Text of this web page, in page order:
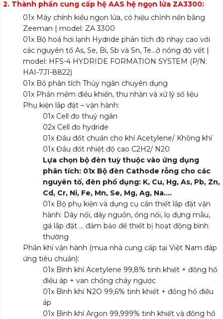
2. Thành phần cung cấp hệ AAS hệ ngọn lửa ZA3300:
01x Máy chính kiểu ngọn lửa, có hiệu chỉnh nền bằng
Zeeman | model: ZA 3300
01x Bộ hoá hơi lạnh Hydride phân tích độ nhạy cao với
các nguyên tố As, Se, Bi, Sb và Sn, Te…ở nồng độ vết |
model: HFS-4 HYDRIDE FORMATION SYSTEM (P/N:
HAI-7J1-8822)
01x Bộ phân tích Thủy ngân chuyên dụng
01x Phần mềm điều khiển, thu nhận và xử lý số liệu
Phụ kiện lắp đặt – vận hành:
01x Cell đo thuỷ ngân
02x Cell đo hydride
01x Đầu đốt chuẩn cho khí Acetylene/ Không khí
01x Đầu đốt nhiệt độ cao C2H2/ N20
Lựa chọn bộ đèn tuỳ thuộc vào ứng dụng
phân tích: 01x Bộ đèn Cathode rỗng cho các
nguyên tố, đèn phổ dụng: K, Cu, Hg, As, Pb, Zn,
Cd, Cr, Ni, Fe, Mn, Se, Mg, Ag, Na….
01x Bộ phụ kiện và dụng cụ cần thiết lắp đặt vận
hành: Dây nối, dây nguồn, ống nối, lọ đựng mẫu,
gá lắp đặt … đảm bảo để thiết bị hoạt động bình
thường
Phần khí vận hành (mua nhà cung cấp tại Việt Nam đáp
ứng tiêu chuẩn):
01x Bình khí Acetylene 99,8% tinh khiết + đồng hồ
điều áp + van chống cháy ngược
01x Bình khí N2O 99,6% tinh khiết + đồng hồ điều
áp
01x Bình khí Argon 99,999% tinh khiết và đồng hồ